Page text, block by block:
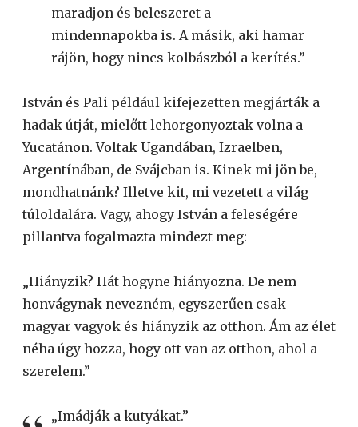
maradjon és beleszeret a
mindennapokba is. A másik, aki hamar
rájön, hogy nincs kolbászból a kerítés.”
István és Pali például kifejezetten megjárták a
hadak útját, mielőtt lehorgonyoztak volna a
Yucatánon. Voltak Ugandában, Izraelben,
Argentínában, de Svájcban is. Kinek mi jön be,
mondhatnánk? Illetve kit, mi vezetett a világ
túloldalára. Vagy, ahogy István a feleségére
pillantva fogalmazta mindezt meg:
„Hiányzik? Hát hogyne hiányozna. De nem
honvágynak nevezném, egyszerűen csak
magyar vagyok és hiányzik az otthon. Ám az élet
néha úgy hozza, hogy ott van az otthon, ahol a
szerelem.”
„Imádják a kutyákat.”